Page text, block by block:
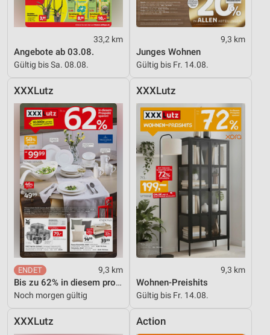
33,2 km
Angebote ab 03.08.
Gültig bis Sa. 08.08.
9,3 km
Junges Wohnen
Gültig bis Fr. 14.08.
XXXLutz
9,3 km
Bis zu 62% in diesem prospekt
Noch morgen gültig
XXXLutz
9,3 km
Wohnen-Preishits
Gültig bis Fr. 14.08.
XXXLutz Action